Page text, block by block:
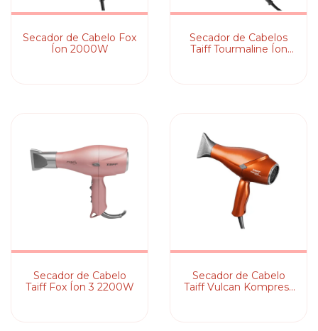
Secador de Cabelo Fox
Íon 2000W
Secador de Cabelos
Taiff Tourmaline Íon
Secador de Cabelo
Taiff Fox Íon 3 2200W
Secador de Cabelo
Taiff Vulcan Kompress